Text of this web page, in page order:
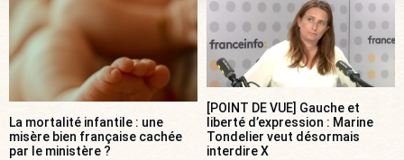
La mortalité infantile : une
misère bien française cachée
par le ministère ?
[POINT DE VUE] Gauche et
liberté d’expression : Marine
Tondelier veut désormais
interdire X